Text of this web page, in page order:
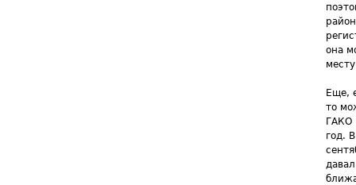
она
Еще,
то
ГАКО
год.